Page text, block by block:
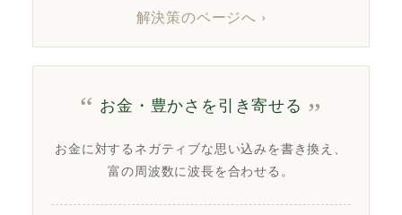
解決策のページへ ›
お金・豊かさを引き寄せる
お金に対するネガティブな思い込みを書き換え、
富の周波数に波長を合わせる。